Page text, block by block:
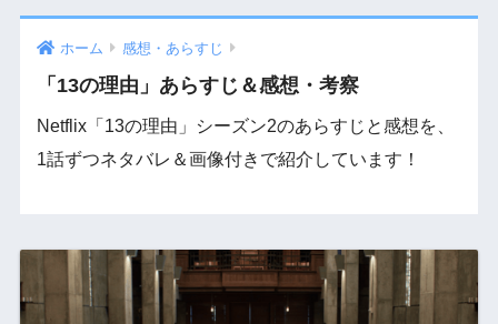
ホーム 感想・あらすじ
「13の理由」あらすじ＆感想・考察
Netflix「13の理由」シーズン2のあらすじと感想を、
1話ずつネタバレ＆画像付きで紹介しています！